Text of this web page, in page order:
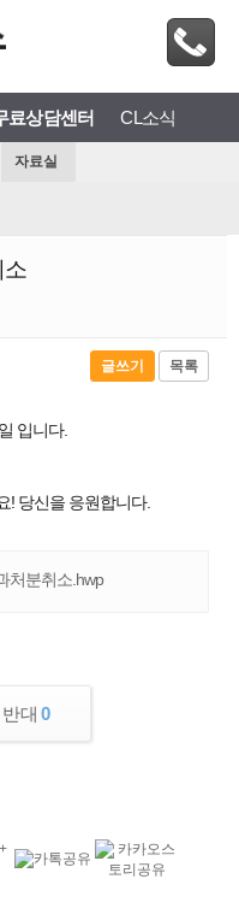
료상담센터 CL소식
자료실
소
글쓰기 목록
입니다.
! 당신을 응원합니다.
처분취소.hwp
반대 0